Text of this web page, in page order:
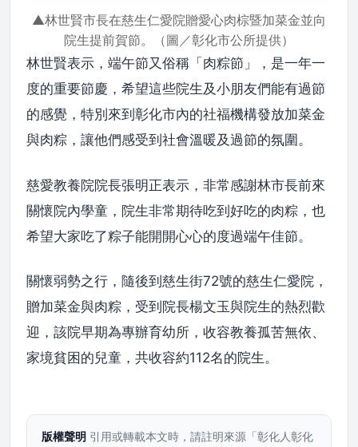
▲林世賢市長在慈生仁愛院贈愛心肉棕暨加菜金並向
院生提前賀節。（圖／彰化市公所提供）
林世賢表示，端午節又俗稱「肉粽節」，是一年一
度的重要節慶，希望這些院生及小朋友們能有過節
的感覺，特別來到彰化市內的社福機構發放加菜金
與肉粽，讓他們感受到社會溫暖及過節的氛圍。
慈愛教養院院長張明正表示，非常感謝林市長前來
關懷院內學童，院生非常期待吃到好吃的肉粽，也
希望大家吃了粽子能開開心心的度過端午佳節。
關懷弱勢之行，隨後到慈生街72號的慈生仁愛院，
贈加菜金與肉粽，受到院長楊文玉與院生的熱烈歡
迎，該院早期為專辦育幼所，收容教養孤苦無依、
家境貧困的兒童，共收容約112名的院生。
版權聲明 引用或轉載本文時，請註明來源「彰化人彰化